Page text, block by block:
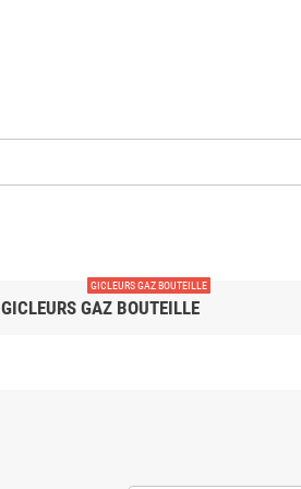
GICLEURS GAZ BOUTEILLE
GICLEURS GAZ BOUTEILLE